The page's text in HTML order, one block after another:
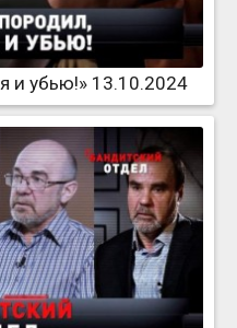
и убью!» 13.10.2024